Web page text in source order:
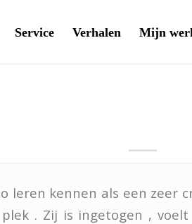
Service Verhalen Mijn
leren kennen als een zeer
. Zij is ingetogen ,